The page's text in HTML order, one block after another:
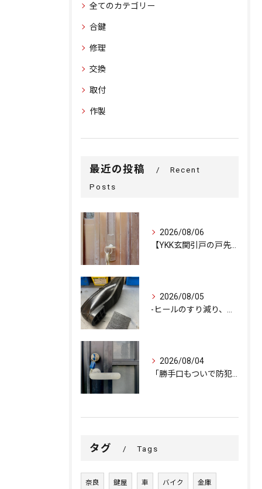
全てのカテゴリー
合鍵
修理
交換
取付
作製
最近の投稿
Recent
Posts
2026/08/06
2026/08/05
2026/08/04
タグ Tags
奈良 鍵屋 車 バイク 金庫